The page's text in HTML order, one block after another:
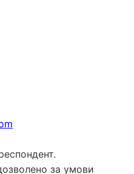
за умови